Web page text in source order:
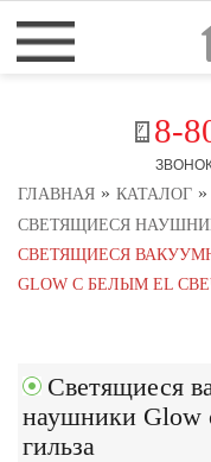
8-
ГЛАВНАЯ » КАТАЛОГ »
СВЕТЯЩИЕСЯ
СВЕТЯЩИЕСЯ
GLOW С БЕЛЫМ EL
Светящиеся
наушники Glow
гильза